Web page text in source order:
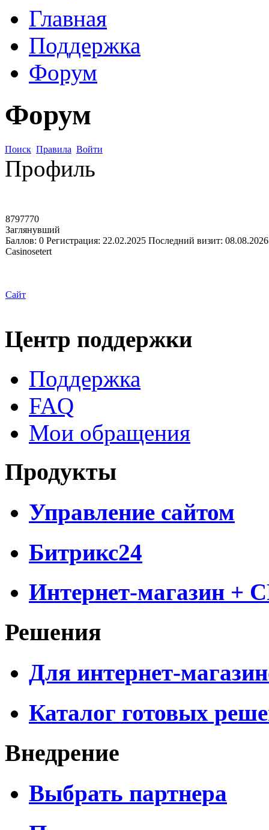
Главная
Поддержка
Форум
Форум
Поиск Правила Войти
Профиль
8797770
Заглянувший
Баллов: 0 Регистрация: 22.02.2025 Последний визит:
Casinosetert
Сайт
Центр поддержки
Поддержка
FAQ
Мои обращения
Продукты
Управление сайтом
Битрикс24
Интернет-магазин +
Решения
Для интернет-
Каталог готовых
Внедрение
Выбрать партнера